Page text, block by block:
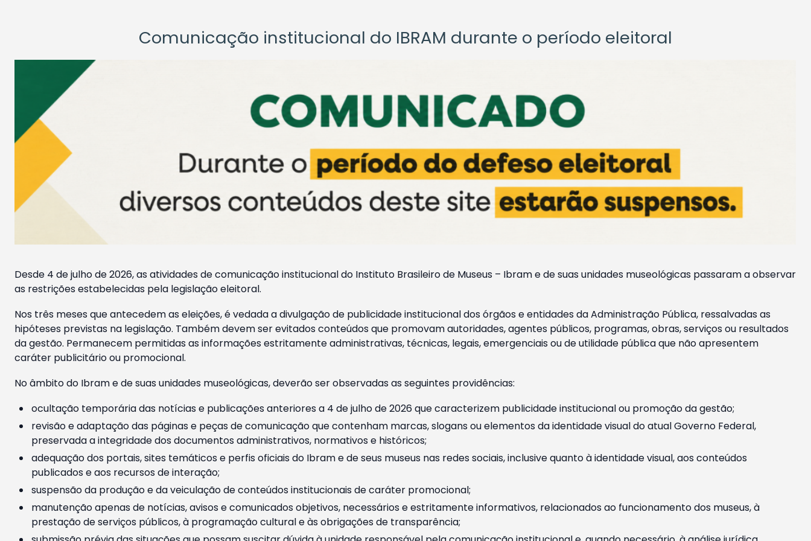
Comunicação institucional do IBRAM durante o período eleitoral
Desde 4 de julho de 2026, as atividades de comunicação institucional do Instituto Brasileiro de Museus – Ibram e de suas unidades museológicas passaram a observar
as restrições estabelecidas pela legislação eleitoral.
Nos três meses que antecedem as eleições, é vedada a divulgação de publicidade institucional dos órgãos e entidades da Administração Pública, ressalvadas as
hipóteses previstas na legislação. Também devem ser evitados conteúdos que promovam autoridades, agentes públicos, programas, obras, serviços ou resultados
da gestão. Permanecem permitidas as informações estritamente administrativas, técnicas, legais, emergenciais ou de utilidade pública que não apresentem
caráter publicitário ou promocional.
No âmbito do Ibram e de suas unidades museológicas, deverão ser observadas as seguintes providências:
ocultação temporária das notícias e publicações anteriores a 4 de julho de 2026 que caracterizem publicidade institucional ou promoção da gestão;
revisão e adaptação das páginas e peças de comunicação que contenham marcas, slogans ou elementos da identidade visual do atual Governo Federal,
preservada a integridade dos documentos administrativos, normativos e históricos;
adequação dos portais, sites temáticos e perfis oficiais do Ibram e de seus museus nas redes sociais, inclusive quanto à identidade visual, aos conteúdos
publicados e aos recursos de interação;
suspensão da produção e da veiculação de conteúdos institucionais de caráter promocional;
manutenção apenas de notícias, avisos e comunicados objetivos, necessários e estritamente informativos, relacionados ao funcionamento dos museus, à
prestação de serviços públicos, à programação cultural e às obrigações de transparência;